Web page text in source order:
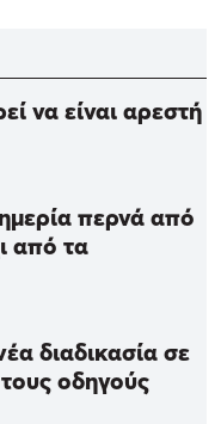
να είναι αρεστή
περνά από
από τα
διαδικασία σε
οδηγούς